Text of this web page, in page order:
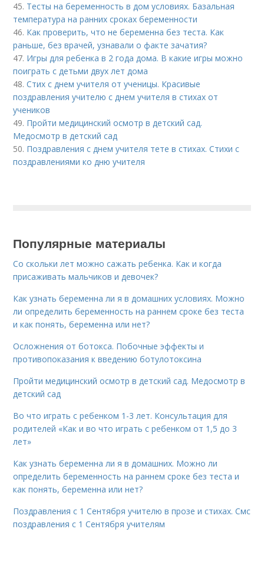
45. Тесты на беременность в дом условиях. Базальная
температура на ранних сроках беременности
46. Как проверить, что не беременна без теста. Как
раньше, без врачей, узнавали о факте зачатия?
47. Игры для ребенка в 2 года дома. В какие игры можно
поиграть с детьми двух лет дома
48.Стих с днем учителя от ученицы. Красивые
поздравления учителю с днем учителя в стихах от
учеников
49. Пройти медицинский осмотр в детский сад.
Медосмотр в детский сад
50. Поздравления с днем учителя тете в стихах. Стихи с
поздравлениями ко дню учителя
Популярные материалы
Со скольки лет можно сажать ребенка. Как и когда
присаживать мальчиков и девочек?
Как узнать беременна ли я в домашних условиях. Можно
ли определить беременность на раннем сроке без теста
и как понять, беременна или нет?
Осложнения от ботокса. Побочные эффекты и
противопоказания к введению ботулотоксина
Пройти медицинский осмотр в детский сад. Медосмотр в
детский сад
Во что играть с ребенком 1-3 лет. Консультация для
родителей «Как и во что играть с ребенком от 1,5 до 3
лет»
Как узнать беременна ли я в домашних. Можно ли
определить беременность на раннем сроке без теста и
как понять, беременна или нет?
Поздравления с 1 Сентября учителю в прозе и стихах. Смс
поздравления с 1 Сентября учителям